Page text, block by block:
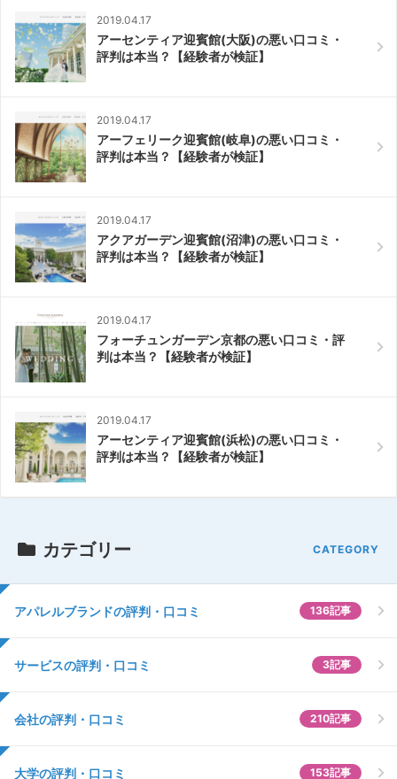
2019.04.17
アーセンティア迎賓館(大阪)の悪い口コミ・
評判は本当？【経験者が検証】
2019.04.17
アーフェリーク迎賓館(岐阜)の悪い口コミ・
評判は本当？【経験者が検証】
2019.04.17
アクアガーデン迎賓館(沼津)の悪い口コミ・
評判は本当？【経験者が検証】
2019.04.17
フォーチュンガーデン京都の悪い口コミ・評
判は本当？【経験者が検証】
2019.04.17
アーセンティア迎賓館(浜松)の悪い口コミ・
評判は本当？【経験者が検証】
カテゴリー
アパレルブランドの評判・口コミ 136記事
サービスの評判・口コミ 3記事
会社の評判・口コミ 210記事
大学の評判・口コミ 153記事